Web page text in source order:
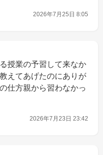
2026年7月25日 8:05
授業の予習して来なか
えてあげたのにありが
仕方親から習わなかっ
2026年7月23日 23:42